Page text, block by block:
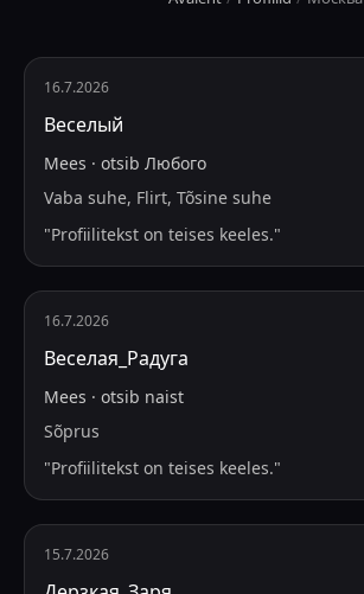
16.7.2026
Веселый
Mees · otsib Любого
Vaba suhe, Flirt, Tõsine suhe
"Profiilitekst on teises keeles."
16.7.2026
Веселая_Радуга
Mees · otsib naist
Sõprus
"Profiilitekst on teises keeles."
15.7.2026